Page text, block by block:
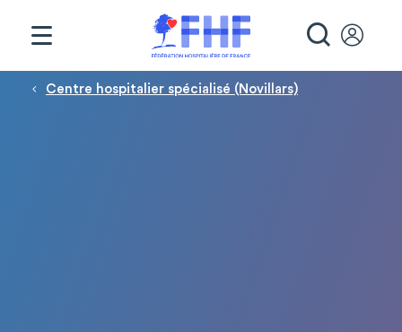
Fil d'Ariane
Centre hospitalier spécialisé (Novillars)
Panneau de gestion des cookies